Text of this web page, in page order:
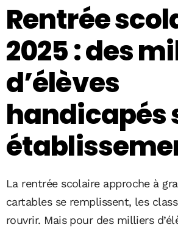
Rentrée
2025 : des
d’élèves
handicapés
La rentrée scolaire approche à
cartables se remplissent, les
rouvrir. Mais pour des milliers